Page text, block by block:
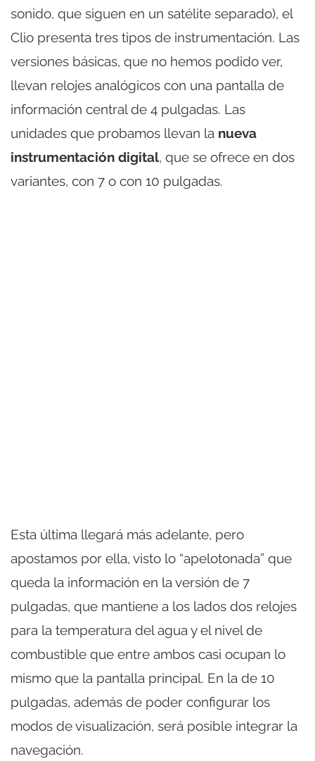
sonido, que siguen en un satélite separado), el
Clio presenta tres tipos de instrumentación. Las
versiones básicas, que no hemos podido ver,
llevan relojes analógicos con una pantalla de
información central de 4 pulgadas. Las
unidades que probamos llevan la nueva
instrumentación digital, que se ofrece en dos
variantes, con 7 o con 10 pulgadas.
Esta última llegará más adelante, pero
apostamos por ella, visto lo “apelotonada” que
queda la información en la versión de 7
pulgadas, que mantiene a los lados dos relojes
para la temperatura del agua y el nivel de
combustible que entre ambos casi ocupan lo
mismo que la pantalla principal. En la de 10
pulgadas, además de poder configurar los
modos de visualización, será posible integrar la
navegación.